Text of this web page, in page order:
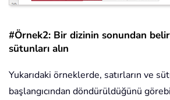
#Örnek2: Bir dizinin sonundan
sütunları alın
Yukarıdaki örneklerde, satırların ve
başlangıcından döndürüldüğünü